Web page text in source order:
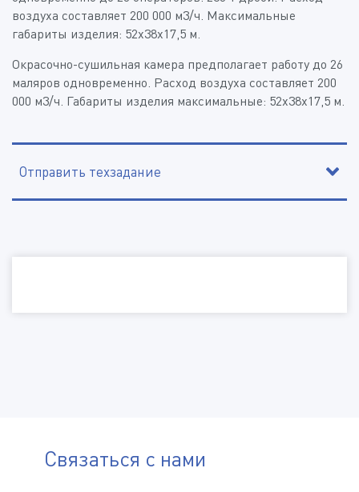
воздуха составляет 200 000 м3/ч. Максимальные
габариты изделия: 52х38х17,5 м.
Окрасочно-сушильная камера предполагает работу до 26
маляров одновременно. Расход воздуха составляет 200
000 м3/ч. Габариты изделия максимальные: 52х38х17,5 м.
Отправить техзадание
Связаться с нами